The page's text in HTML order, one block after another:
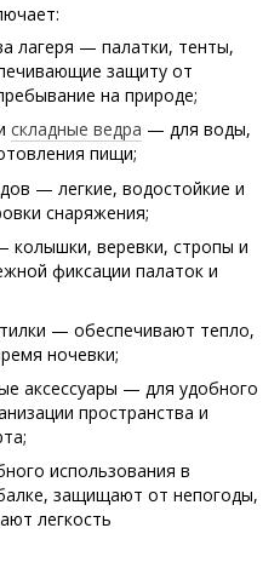
лагеря — палатки, тенты,
защиту от
на природе;
складные ведра — для воды,
пищи;
— легкие, водостойкие и
снаряжения;
колышки, веревки, стропы и
фиксации палаток и
— обеспечивают тепло,
ночевки;
аксессуары — для удобного
пространства и
использования в
защищают от непогоды,
легкость